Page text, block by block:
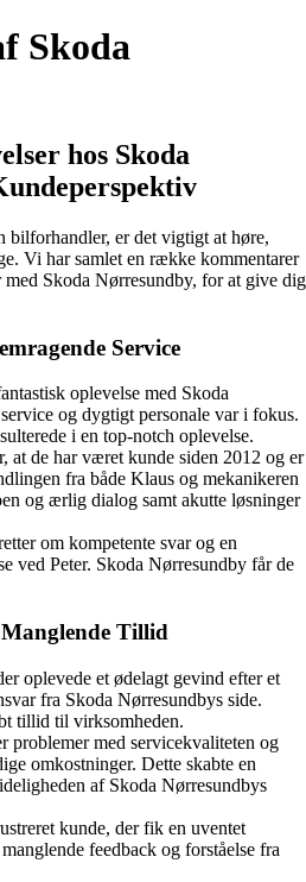
Skoda
hos Skoda
er det vigtigt at høre,
Vi har samlet en række kommentarer
Skoda Nørresundby, for at give dig
Service
oplevelse med Skoda
og dygtigt personale var i fokus.
i en top-notch oplevelse.
at de har været kunde siden 2012 og er
fra både Klaus og mekanikeren
og ærlig dialog samt akutte løsninger
om kompetente svar og en
ved Peter. Skoda Nørresundby får de
Manglende Tillid
oplevede et ødelagt gevind efter et
fra Skoda Nørresundbys side.
tillid til virksomheden.
problemer med servicekvaliteten og
omkostninger. Dette skabte en
af Skoda Nørresundbys
kunde, der fik en uventet
feedback og forståelse fra